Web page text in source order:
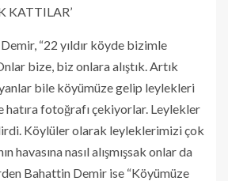
KATTILAR’
“22 yıldır köyde bizimle
bize, biz onlara alıştık. Artık
bile köyümüze gelip leylekleri
fotoğrafı çekiyorlar. Leylekler
Köylüler olarak leyleklerimizi çok
havasına nasıl alışmışsak onlar da
Bahattin Demir ise “Köyümüze